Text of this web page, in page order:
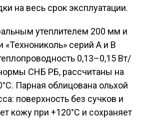
на весь срок эксплуатации.
утеплителем 200 мм и
серий A и B
0,13–0,15 Вт/
СНБ РБ, рассчитаны на
Парная облицована ольхой
поверхность без сучков и
кожу при +120°C и сохраняет